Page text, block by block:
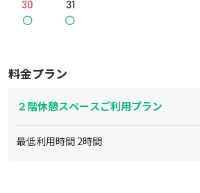
30 31
料金プラン
２階休憩スペースご利用プラン
最低利用時間 2時間